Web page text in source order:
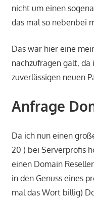
nicht um einen
das mal so nebenbei
Das war hier eine
nachzufragen galt,
zuverlässigen neuen
Anfrage
Da ich nun einen
20 ) bei Serverprofis
einen Domain
in den Genuss eines
mal das Wort billig)